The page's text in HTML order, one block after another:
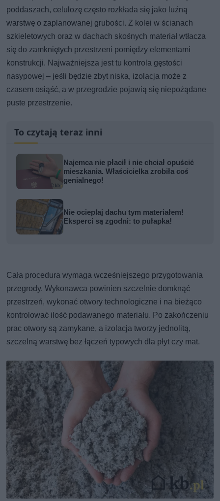
poddaszach, celulozę często rozkłada się jako luźną
warstwę o zaplanowanej grubości. Z kolei w ścianach
szkieletowych oraz w dachach skośnych materiał wtłacza
się do zamkniętych przestrzeni pomiędzy elementami
konstrukcji. Najważniejsza jest tu kontrola gęstości
nasypowej – jeśli będzie zbyt niska, izolacja może z
czasem osiąść, a w przegrodzie pojawią się niepożądane
puste przestrzenie.
To czytają teraz inni
Najemca nie płacił i nie chciał opuścić
mieszkania. Właścicielka zrobiła coś
genialnego!
Nie ocieplaj dachu tym materiałem!
Eksperci są zgodni: to pułapka!
Cała procedura wymaga wcześniejszego przygotowania
przegrody. Wykonawca powinien szczelnie domknąć
przestrzeń, wykonać otwory technologiczne i na bieżąco
kontrolować ilość podawanego materiału. Po zakończeniu
prac otwory są zamykane, a izolacja tworzy jednolitą,
szczelną warstwę bez łączeń typowych dla płyt czy mat.